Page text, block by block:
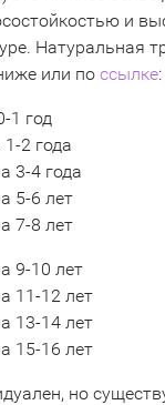
и
Натуральная
или по ссылке:
1 год
2 года
3-4 года
5-6 лет
7-8 лет
9-10 лет
11-12 лет
13-14 лет
15-16 лет
но